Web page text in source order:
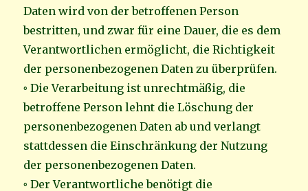
Daten wird von der betroffenen Person
bestritten, und zwar für eine Dauer, die es dem
Verantwortlichen ermöglicht, die Richtigkeit
der personenbezogenen Daten zu überprüfen.
◦ Die Verarbeitung ist unrechtmäßig, die
betroffene Person lehnt die Löschung der
personenbezogenen Daten ab und verlangt
stattdessen die Einschränkung der Nutzung
der personenbezogenen Daten.
◦ Der Verantwortliche benötigt die